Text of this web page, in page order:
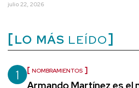
julio 22, 2026
LO MÁS LEÍDO
1 NOMBRAMIENTOS